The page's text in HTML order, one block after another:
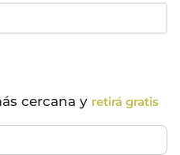
cercana y retirá gratis